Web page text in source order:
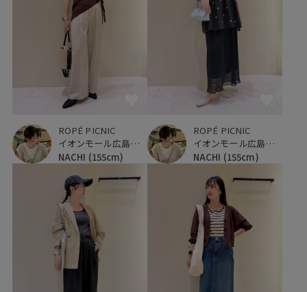
ROPÉ PICNIC
イオンモール広島府中
NACHI (155cm)
ROPÉ PICNIC
イオンモール広島府中
NACHI (155cm)